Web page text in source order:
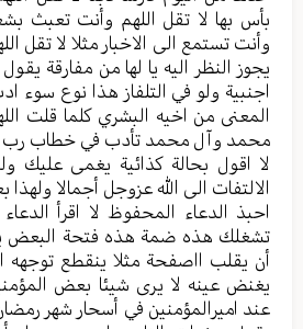
بأس بها لا تقل اللهم وأنت تعبث
وأنت تستمع الى الاخبار مثلا لا تقل
يجوز النظر اليه يا لها من مفارقة
اجنبية ولو في التلفاز هذا نوع سوء
المعنى من اخيه البشري كلما قلت
محمد وآل محمد تأدب في خطاب رب
لا اقول بحالة كذائية يغمى عليك
الالتفات الى الله عزوجل أجمالا
احبذ الدعاء المحفوظ لا اقرأ الدعاء
تشغلك هذه ضمة هذه فتحة البعض
أن يقلب ااصفحة مثلا ينقطع توجهه
يغنض عينه لا يرى شيئا بعض
عند اميرالمؤمنين في أسحار شهر